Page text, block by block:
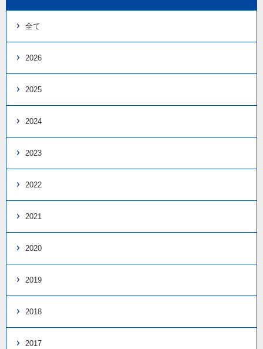
全て
2026
2025
2024
2023
2022
2021
2020
2019
2018
2017